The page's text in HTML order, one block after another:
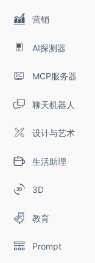
营销
AI探测器
MCP服务器
聊天机器人
设计与艺术
生活助理
3D
教育
Prompt